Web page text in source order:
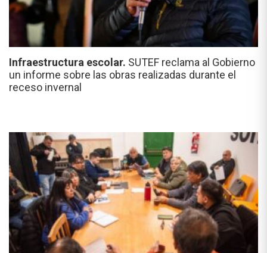
Infraestructura escolar. SUTEF reclama al Gobierno
un informe sobre las obras realizadas durante el
receso invernal